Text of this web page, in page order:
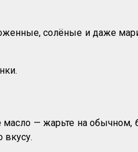
солёные и даже
— жарьте на обычном,